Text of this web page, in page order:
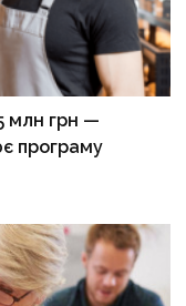
млн грн —
програму